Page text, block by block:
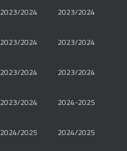
2023/2024 2023/2024
2023/2024 2023/2024
2023/2024 2023/2024
2023/2024 2024-2025
2024/2025 2024/2025